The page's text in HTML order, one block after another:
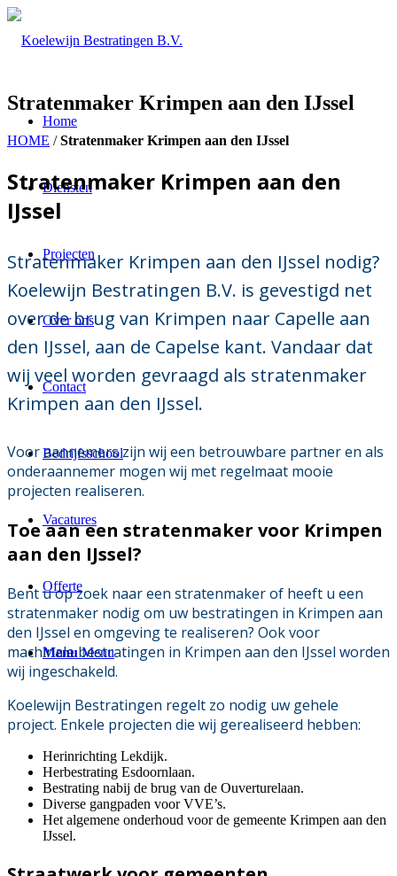
Home
Diensten
Projecten
Over ons
Contact
Bedrijfsschool
Vacatures
Offerte
Menu Menu
Stratenmaker Krimpen aan den IJssel
HOME /Stratenmaker Krimpen aan den IJssel
Stratenmaker Krimpen aan den
IJssel
Stratenmaker Krimpen aan den IJssel nodig?
Koelewijn Bestratingen B.V. is gevestigd net
over de brug van Krimpen naar Capelle aan
den IJssel, aan de Capelse kant. Vandaar dat
wij veel worden gevraagd als stratenmaker
Krimpen aan den IJssel.
Voor aannemers zijn wij een betrouwbare partner en als
onderaannemer mogen wij met regelmaat mooie
projecten realiseren.
Toe aan een stratenmaker voor Krimpen
aan den IJssel?
Bent u op zoek naar een stratenmaker of heeft u een
stratenmaker nodig om uw bestratingen in Krimpen aan
den IJssel en omgeving te realiseren? Ook voor
machinale bestratingen in Krimpen aan den IJssel worden
wij ingeschakeld.
Koelewijn Bestratingen regelt zo nodig uw gehele
project. Enkele projecten die wij gerealiseerd hebben:
Herinrichting Lekdijk.
Herbestrating Esdoornlaan.
Bestrating nabij de brug van de Ouverturelaan.
Diverse gangpaden voor VVE’s.
Het algemene onderhoud voor de gemeente Krimpen aan den
IJssel.